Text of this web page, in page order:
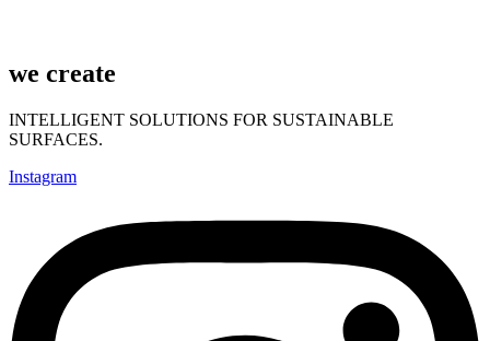
we create
INTELLIGENT SOLUTIONS FOR SUSTAINABLE
SURFACES.
Instagram